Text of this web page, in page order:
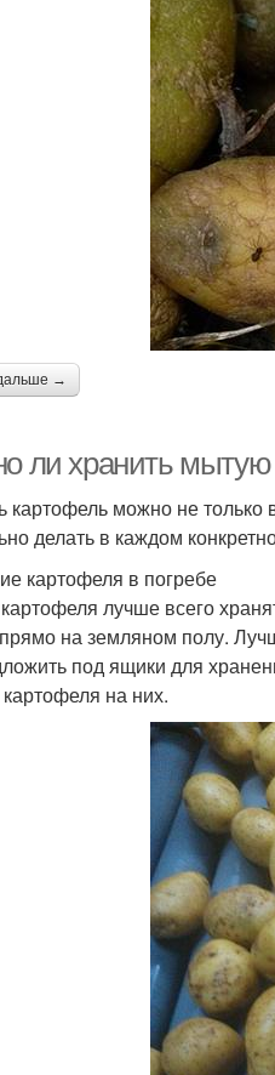
→
ли хранить мытую
картофель можно не только
делать в каждом
картофеля в погребе
лучше всего
на земляном полу.
под ящики для
на них.